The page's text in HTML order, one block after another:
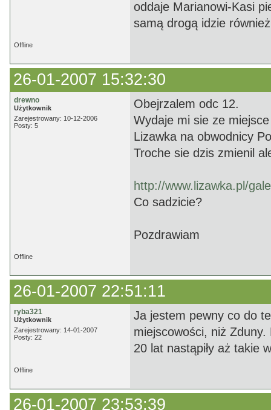
oddaje Marianowi-Kasi
samą drogą idzie
Offline
26-01-2007 15:32:30
drewno
Użytkownik
Zarejestrowany: 10-12-2006
Posty: 5
Obejrzalem odc 12.
Wydaje mi sie ze
Lizawka na obwodnicy
Troche sie dzis zmienil
http://www.lizawka.pl/
Co sadzicie?
Pozdrawiam
Offline
26-01-2007 22:51:11
ryba321
Użytkownik
Zarejestrowany: 14-01-2007
Posty: 22
Ja jestem pewny co do
miejscowości, niż
20 lat nastąpiły aż takie
Offline
26-01-2007 23:53:39